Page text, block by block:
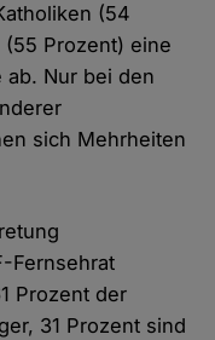
(54
Prozent) eine
ab. Nur bei den
sich Mehrheiten
Fernsehrat
Prozent der
31 Prozent sind